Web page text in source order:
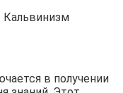
Кальвинизм
в получении